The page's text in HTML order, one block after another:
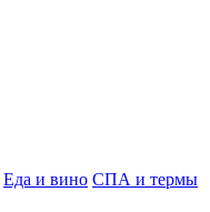
Еда и вино СПА и термы